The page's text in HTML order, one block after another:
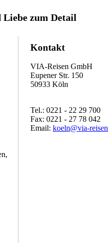
zum Detail
Kontakt
VIA-Reisen GmbH
Eupener Str. 150
50933 Köln
Tel.: 0221 - 22 29 700
Fax: 0221 - 27 78 042
Email: koeln@via-